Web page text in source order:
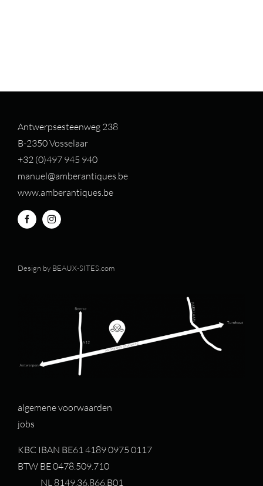
Antwerpsesteenweg 238
B-2350 Vosselaar
+32 (0)497 945 940
manuel@amberantiques.be
www.amberantiques.be
Design by BEAUX-SITES.com
algemene voorwaarden
jobs
KBC IBAN BE61 4189 0975 0117
BTW BE 0478.509.710
NL 8149.36.866.B01